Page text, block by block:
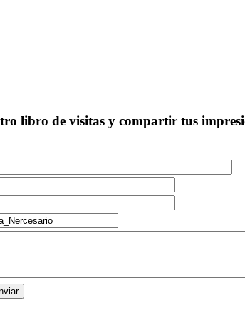
libro de visitas y compartir tus